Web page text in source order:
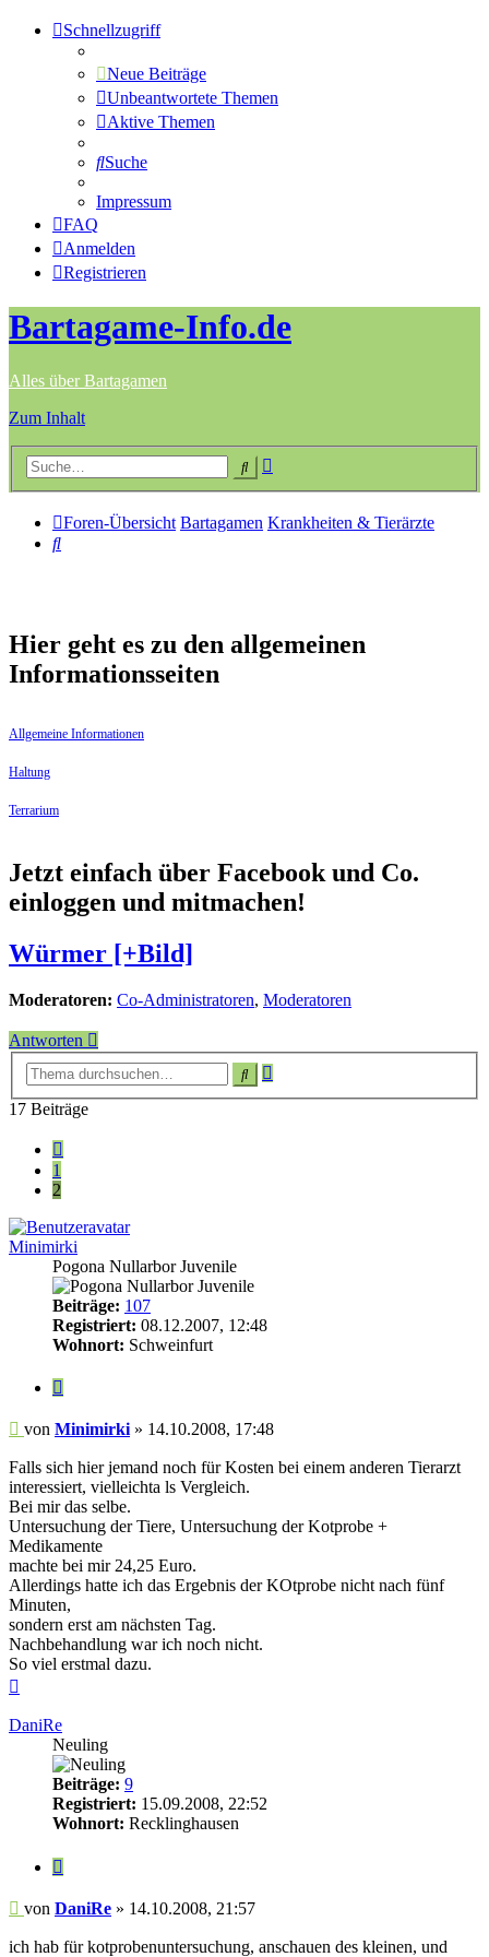
Schnellzugriff
Neue Beiträge
Unbeantwortete Themen
Aktive Themen
Suche
Impressum
FAQ
Anmelden
Registrieren
Bartagame-Info.de
Alles über Bartagamen
Zum Inhalt
Suche
Foren-Übersicht Bartagamen Krankheiten & Tierärzte
Suche
Hier geht es zu den allgemeinen
Informationsseiten
Allgemeine Informationen
Haltung
Terrarium
Jetzt einfach über Facebook und Co.
einloggen und mitmachen!
Würmer [+Bild]
Moderatoren: Co-Administratoren, Moderatoren
Antworten
SucheErweiterte
Suche
17 Beiträge
Vorherige
1
2
Minimirki
Pogona Nullarbor Juvenile
Beiträge: 107
Registriert: 08.12.2007, 12:48
Wohnort: Schweinfurt
Zitieren
Beitrag
von Minimirki » 14.10.2008, 17:48
Falls sich hier jemand noch für Kosten bei einem anderen Tierarzt
interessiert, vielleichta ls Vergleich.
Bei mir das selbe.
Untersuchung der Tiere, Untersuchung der Kotprobe +
Medikamente
machte bei mir 24,25 Euro.
Allerdings hatte ich das Ergebnis der KOtprobe nicht nach fünf
Minuten,
sondern erst am nächsten Tag.
Nachbehandlung war ich noch nicht.
So viel erstmal dazu.
DaniRe
Neuling
Beiträge: 9
Registriert: 15.09.2008, 22:52
Wohnort: Recklinghausen
Zitieren
Beitrag
von DaniRe » 14.10.2008, 21:57
ich hab für kotprobenuntersuchung, anschauen des kleinen, und